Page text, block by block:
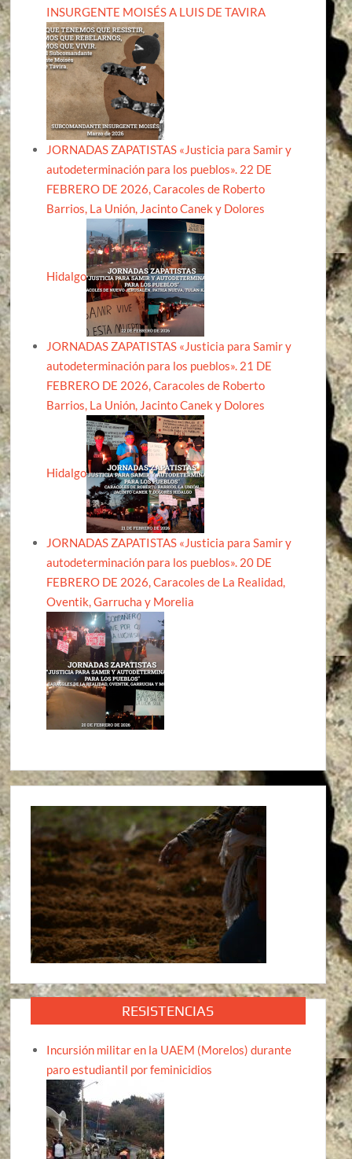
INSURGENTE MOISÉS A LUIS DE TAVIRA
JORNADAS ZAPATISTAS «Justicia para Samir y
autodeterminación para los pueblos». 22 DE
FEBRERO DE 2026, Caracoles de Roberto
Barrios, La Unión, Jacinto Canek y Dolores
Hidalgo
JORNADAS ZAPATISTAS «Justicia para Samir y
autodeterminación para los pueblos». 21 DE
FEBRERO DE 2026, Caracoles de Roberto
Barrios, La Unión, Jacinto Canek y Dolores
Hidalgo
JORNADAS ZAPATISTAS «Justicia para Samir y
autodeterminación para los pueblos». 20 DE
FEBRERO DE 2026, Caracoles de La Realidad,
Oventik, Garrucha y Morelia
RESISTENCIAS
Incursión militar en la UAEM (Morelos) durante
paro estudiantil por feminicidios